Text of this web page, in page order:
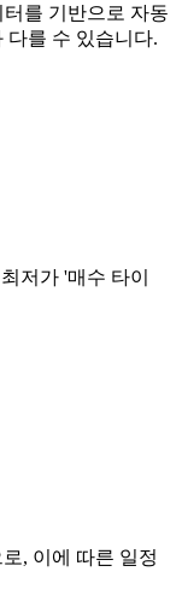
를 기반으로 자동
다를 수 있습니다.
저가 '매수 타이
, 이에 따른 일정